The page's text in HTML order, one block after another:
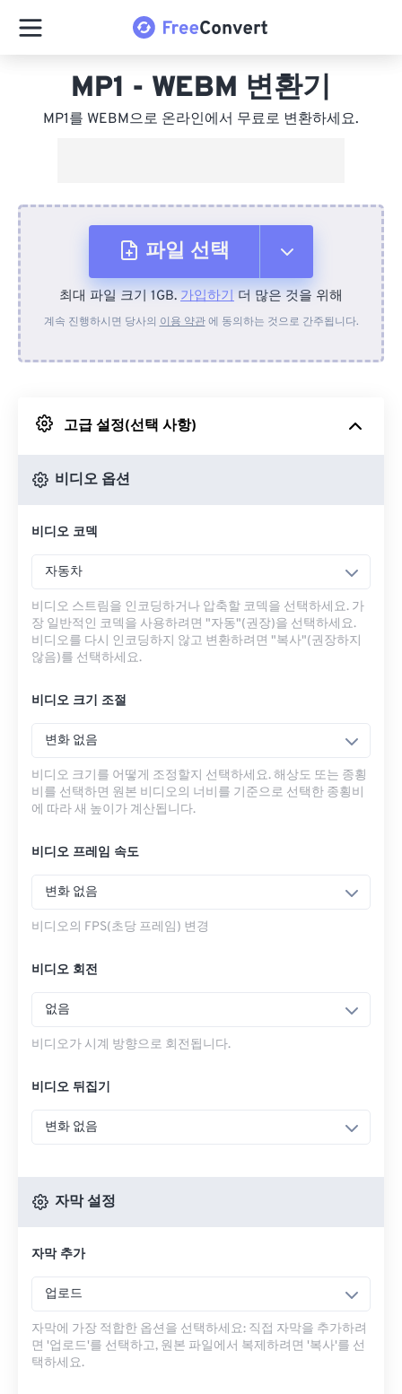
MP1 - WEBM 변환기
MP1를 WEBM으로 온라인에서 무료로 변환하세요.
파일 선택
장치에서
Google 드라이브에서
최대 파일 크기 1GB. 가입하기 더 많은 것을 위해
계속 진행하시면 당사의 이용 약관에 동의하는 것으로 간주됩니다.
고급 설정(선택 사항)
비디오 옵션
비디오 코덱
자동차
비디오 스트림을 인코딩하거나 압축할 코덱을 선택하세요. 가
장 일반적인 코덱을 사용하려면 "자동"(권장)을 선택하세요.
비디오를 다시 인코딩하지 않고 변환하려면 "복사"(권장하지
않음)를 선택하세요.
비디오 크기 조절
변화 없음
비디오 크기를 어떻게 조정할지 선택하세요. 해상도 또는 종횡
비를 선택하면 원본 비디오의 너비를 기준으로 선택한 종횡비
에 따라 새 높이가 계산됩니다.
비디오 프레임 속도
변화 없음
비디오의 FPS(초당 프레임) 변경
비디오 회전
없음
비디오가 시계 방향으로 회전됩니다.
비디오 뒤집기
변화 없음
자막 설정
자막 추가
업로드
자막에 가장 적합한 옵션을 선택하세요: 직접 자막을 추가하려
면 '업로드'를 선택하고, 원본 파일에서 복제하려면 '복사'를 선
택하세요.